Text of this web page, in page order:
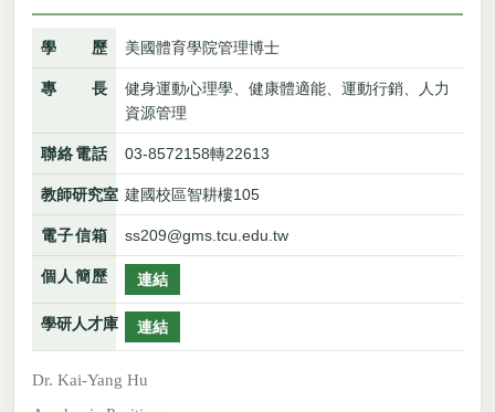
學歷 美國體育學院管理博士
專長
健身運動心理學、健康體適能、運動行銷、人力
資源管理
聯絡電話 03-8572158轉22613
教師研究室 建國校區智耕樓105
電子信箱 ss209@gms.tcu.edu.tw
個人簡歷 連結
學研人才庫 連結
Dr. Kai-Yang Hu